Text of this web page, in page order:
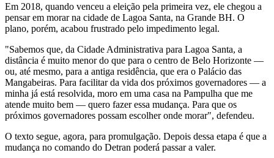
Em 2018, quando venceu a eleição pela primeira vez, ele chegou a
pensar em morar na cidade de Lagoa Santa, na Grande BH. O
plano, porém, acabou frustrado pelo impedimento legal.
"Sabemos que, da Cidade Administrativa para Lagoa Santa, a
distância é muito menor do que para o centro de Belo Horizonte —
ou, até mesmo, para a antiga residência, que era o Palácio das
Mangabeiras. Para facilitar da vida dos próximos governadores — a
minha já está resolvida, moro em uma casa na Pampulha que me
atende muito bem — quero fazer essa mudança. Para que os
próximos governadores possam escolher onde morar", defendeu.
O texto segue, agora, para promulgação. Depois dessa etapa é que a
mudança no comando do Detran poderá passar a valer.